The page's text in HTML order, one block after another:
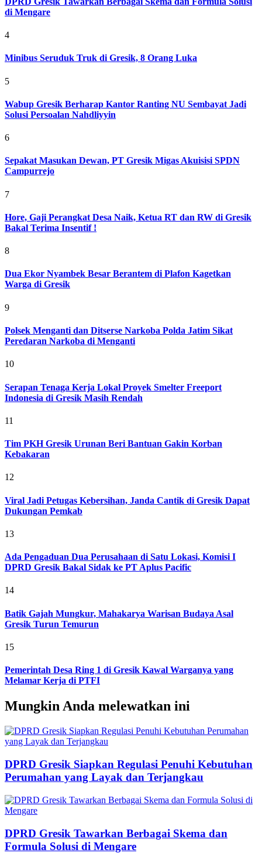
di Mengare
4
Minibus Seruduk Truk di Gresik, 8 Orang Luka
5
Wabup Gresik Berharap Kantor Ranting NU Sembayat Jadi
Solusi Persoalan Nahdliyyin
6
Sepakat Masukan Dewan, PT Gresik Migas Akuisisi SPDN
Campurrejo
7
Hore, Gaji Perangkat Desa Naik, Ketua RT dan RW di Gresik
Bakal Terima Insentif !
8
Dua Ekor Nyambek Besar Berantem di Plafon Kagetkan
Warga di Gresik
9
Polsek Menganti dan Ditserse Narkoba Polda Jatim Sikat
Peredaran Narkoba di Menganti
10
Serapan Tenaga Kerja Lokal Proyek Smelter Freeport
Indonesia di Gresik Masih Rendah
11
Tim PKH Gresik Urunan Beri Bantuan Gakin Korban
Kebakaran
12
Viral Jadi Petugas Kebersihan, Janda Cantik di Gresik Dapat
Dukungan Pemkab
13
Ada Pengaduan Dua Perusahaan di Satu Lokasi, Komisi I
DPRD Gresik Bakal Sidak ke PT Aplus Pacific
14
Batik Gajah Mungkur, Mahakarya Warisan Budaya Asal
Gresik Turun Temurun
15
Pemerintah Desa Ring 1 di Gresik Kawal Warganya yang
Melamar Kerja di PTFI
Mungkin Anda melewatkan ini
DPRD Gresik Siapkan Regulasi Penuhi Kebutuhan
Perumahan yang Layak dan Terjangkau
DPRD Gresik Tawarkan Berbagai Skema dan
Formula Solusi di Mengare